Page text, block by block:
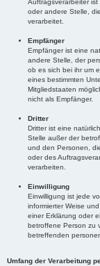
Auftragsverarbeiter
oder andere Stelle,
verarbeitet.
Empfänger
Empfänger ist eine
andere Stelle, der
ob es sich bei ihr um
eines bestimmten
Mitgliedstaaten
nicht als Empfänger.
Dritter
Dritter ist eine
Stelle außer der
und den Personen,
oder des
verarbeiten.
Einwilligung
Einwilligung ist jede
informierter Weise
einer Erklärung oder
betroffene Person zu
betreffenden
Umfang der Verarbeitung